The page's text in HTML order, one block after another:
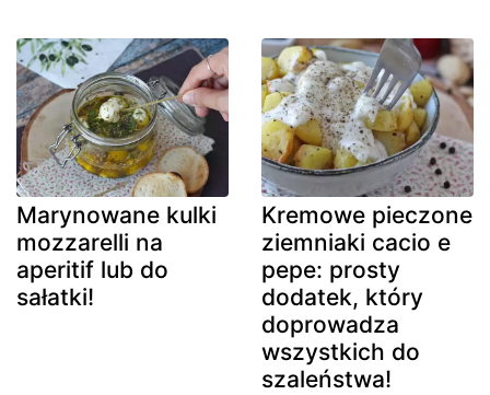
Marynowane kulki
mozzarelli na
aperitif lub do
sałatki!
Kremowe pieczone
ziemniaki cacio e
pepe: prosty
dodatek, który
doprowadza
wszystkich do
szaleństwa!